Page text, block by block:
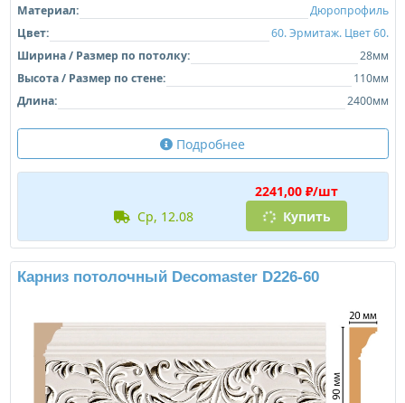
Материал:
Дюропрофиль
Цвет:
60. Эрмитаж. Цвет 60.
Ширина / Размер по потолку:
28мм
Высота / Размер по стене:
110мм
Длина:
2400мм
Подробнее
2241,00 ₽/шт
ср, 12.08
Купить
Карниз потолочный Decomaster D226-60